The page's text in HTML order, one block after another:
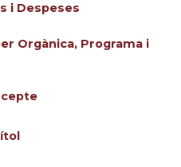
i Despeses
Orgànica, Programa i